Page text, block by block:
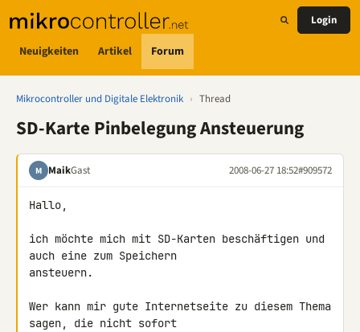
Neuigkeiten Artikel Forum
Login
Mikrocontroller und Digitale Elektronik › Thread
SD-Karte Pinbelegung Ansteuerung
M MaikGast 2008-06-27 18:52#909572
Hallo,
ich möchte mich mit SD-Karten beschäftigen und
auch eine zum Speichern
ansteuern.
Wer kann mir gute Internetseite zu diesem Thema
sagen, die nicht sofort